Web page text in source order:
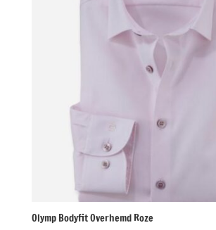
Olymp Bodyfit Overhemd Roze